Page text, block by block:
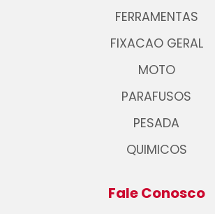
FERRAMENTAS
FIXACAO GERAL
MOTO
PARAFUSOS
PESADA
QUIMICOS
Fale Conosco